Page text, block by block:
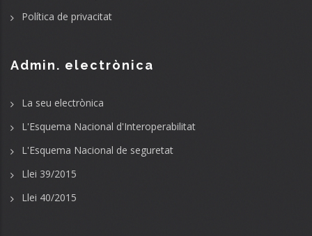
Política de privacitat
Admin. electrònica
La seu electrònica
L'Esquema Nacional d'Interoperabilitat
L'Esquema Nacional de seguretat
Llei 39/2015
Llei 40/2015